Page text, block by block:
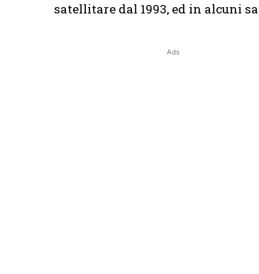
satellitare dal 1993, ed in alcuni
Ads